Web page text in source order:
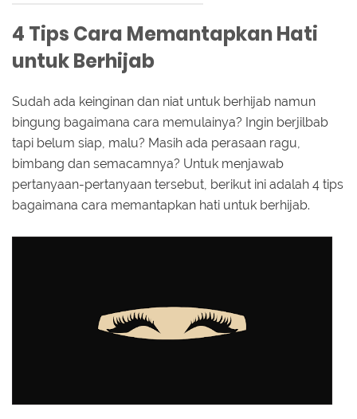
4 Tips Cara Memantapkan Hati
untuk Berhijab
Sudah ada keinginan dan niat untuk berhijab namun
bingung bagaimana cara memulainya? Ingin berjilbab
tapi belum siap, malu? Masih ada perasaan ragu,
bimbang dan semacamnya? Untuk menjawab
pertanyaan-pertanyaan tersebut, berikut ini adalah 4 tips
bagaimana cara memantapkan hati untuk berhijab.